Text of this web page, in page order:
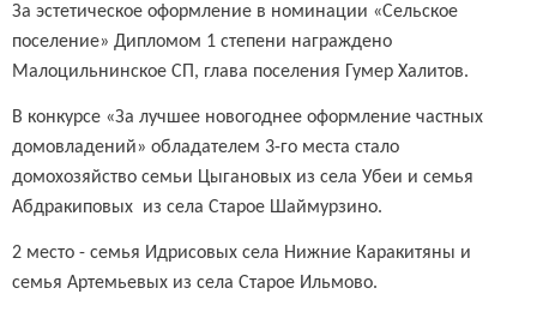
За эстетическое оформление в номинации «Сельское
поселение» Дипломом 1 степени награждено
Малоцильнинское СП, глава поселения Гумер Халитов.
В конкурсе «За лучшее новогоднее оформление частных
домовладений» обладателем 3-го места стало
домохозяйство семьи Цыгановых из села Убеи и семья
Абдракиповых из села Старое Шаймурзино.
2 место - семья Идрисовых села Нижние Каракитяны и
семья Артемьевых из села Старое Ильмово.